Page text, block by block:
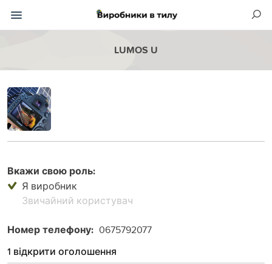
LUMOS U
Вкажи свою роль:
Я виробник
Звичайний користувач
Номер телефону: 0675792077
1 відкрити оголошення